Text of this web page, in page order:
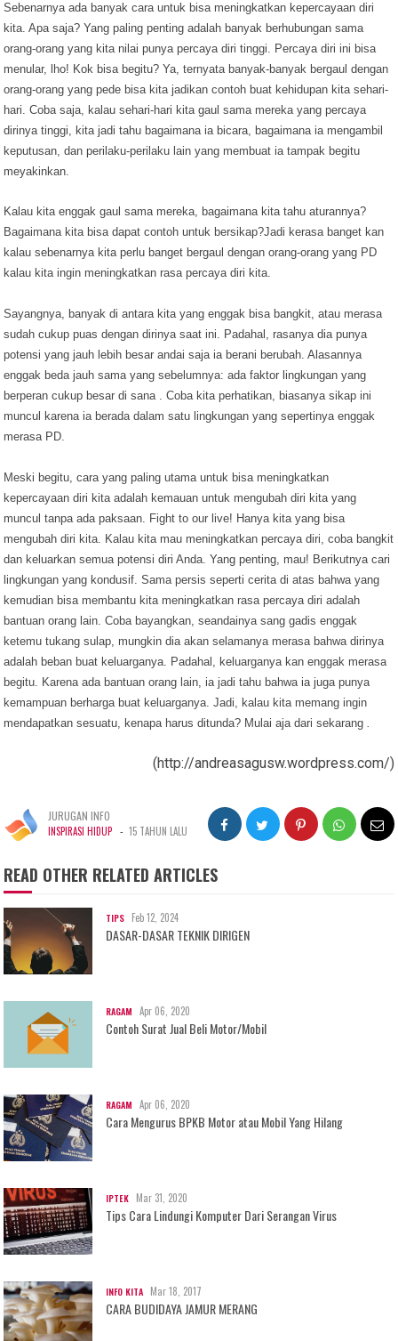
Sebenarnya ada banyak cara untuk bisa meningkatkan kepercayaan diri
kita. Apa saja? Yang paling penting adalah banyak berhubungan sama
orang-orang yang kita nilai punya percaya diri tinggi. Percaya diri ini bisa
menular, lho! Kok bisa begitu? Ya, ternyata banyak-banyak bergaul dengan
orang-orang yang pede bisa kita jadikan contoh buat kehidupan kita sehari-
hari. Coba saja, kalau sehari-hari kita gaul sama mereka yang percaya
dirinya tinggi, kita jadi tahu bagaimana ia bicara, bagaimana ia mengambil
keputusan, dan perilaku-perilaku lain yang membuat ia tampak begitu
meyakinkan.
Kalau kita enggak gaul sama mereka, bagaimana kita tahu aturannya?
Bagaimana kita bisa dapat contoh untuk bersikap?Jadi kerasa banget kan
kalau sebenarnya kita perlu banget bergaul dengan orang-orang yang PD
kalau kita ingin meningkatkan rasa percaya diri kita.
Sayangnya, banyak di antara kita yang enggak bisa bangkit, atau merasa
sudah cukup puas dengan dirinya saat ini. Padahal, rasanya dia punya
potensi yang jauh lebih besar andai saja ia berani berubah. Alasannya
enggak beda jauh sama yang sebelumnya: ada faktor lingkungan yang
berperan cukup besar di sana . Coba kita perhatikan, biasanya sikap ini
muncul karena ia berada dalam satu lingkungan yang sepertinya enggak
merasa PD.
Meski begitu, cara yang paling utama untuk bisa meningkatkan
kepercayaan diri kita adalah kemauan untuk mengubah diri kita yang
muncul tanpa ada paksaan. Fight to our live! Hanya kita yang bisa
mengubah diri kita. Kalau kita mau meningkatkan percaya diri, coba bangkit
dan keluarkan semua potensi diri Anda. Yang penting, mau! Berikutnya cari
lingkungan yang kondusif. Sama persis seperti cerita di atas bahwa yang
kemudian bisa membantu kita meningkatkan rasa percaya diri adalah
bantuan orang lain. Coba bayangkan, seandainya sang gadis enggak
ketemu tukang sulap, mungkin dia akan selamanya merasa bahwa dirinya
adalah beban buat keluarganya. Padahal, keluarganya kan enggak merasa
begitu. Karena ada bantuan orang lain, ia jadi tahu bahwa ia juga punya
kemampuan berharga buat keluarganya. Jadi, kalau kita memang ingin
mendapatkan sesuatu, kenapa harus ditunda? Mulai aja dari sekarang.
(http://andreasagusw.wordpress.com/)
JURUGAN INFO
INSPIRASI HIDUP - 15 TAHUN LALU
READ OTHER RELATED ARTICLES
TIPS Feb 12, 2024
DASAR-DASAR TEKNIK DIRIGEN
RAGAM Apr 06, 2020
Contoh Surat Jual Beli Motor/Mobil
RAGAM Apr 06, 2020
Cara Mengurus BPKB Motor atau Mobil Yang Hilang
IPTEK Mar 31, 2020
Tips Cara Lindungi Komputer Dari Serangan Virus
INFO KITA Mar 18, 2017
CARA BUDIDAYA JAMUR MERANG